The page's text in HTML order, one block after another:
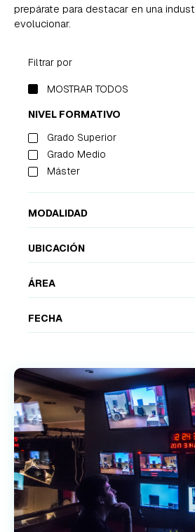
BLOG
EMPRESAS
919 54 07 25 931 76 23 43
prepárate para destacar en una
evolucionar.
Filtrar por
MOSTRAR TODOS
NIVEL FORMATIVO
Grado Superior
Grado Medio
Máster
MODALIDAD
UBICACIÓN
ÁREA
FECHA